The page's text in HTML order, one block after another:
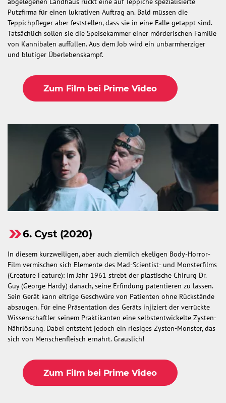
Putzfirma für einen lukrativen Auftrag an. Bald müssen die
Teppichpfleger aber feststellen, dass sie in eine Falle getappt sind.
Tatsächlich sollen sie die Speisekammer einer mörderischen Familie
von Kannibalen auffüllen. Aus dem Job wird ein unbarmherziger
und blutiger Überlebenskampf.
Zum Film bei Prime Video
6. Cyst (2020)
In diesem kurzweiligen, aber auch ziemlich ekeligen Body-Horror-
Film vermischen sich Elemente des Mad-Scientist- und Monsterfilms
(Creature Feature): Im Jahr 1961 strebt der plastische Chirurg Dr.
Guy (George Hardy) danach, seine Erfindung patentieren zu lassen.
Sein Gerät kann eitrige Geschwüre von Patienten ohne Rückstände
absaugen. Für eine Präsentation des Geräts injiziert der verrückte
Wissenschaftler seinem Praktikanten eine selbstentwickelte Zysten-
Nährlösung. Dabei entsteht jedoch ein riesiges Zysten-Monster, das
sich von Menschenfleisch ernährt. Grauslich!
Zum Film bei Prime Video